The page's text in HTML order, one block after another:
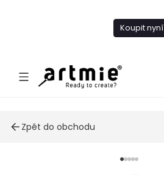
Koupit nyní
Zpět do obchodu